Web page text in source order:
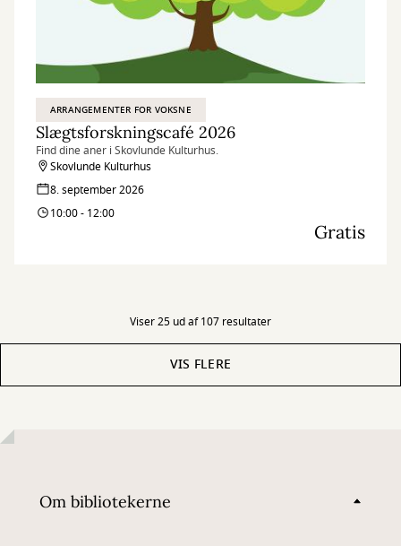
ARRANGEMENTER FOR VOKSNE
Slægtsforskningscafé 2026
Find dine aner i Skovlunde Kulturhus.
Skovlunde Kulturhus
8. september 2026
10:00 - 12:00
Gratis
Viser 25 ud af 107 resultater
VIS FLERE
Om bibliotekerne